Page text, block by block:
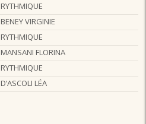
RYTHMIQUE
BENEY VIRGINIE
RYTHMIQUE
MANSANI FLORINA
RYTHMIQUE
D’ASCOLI LÉA